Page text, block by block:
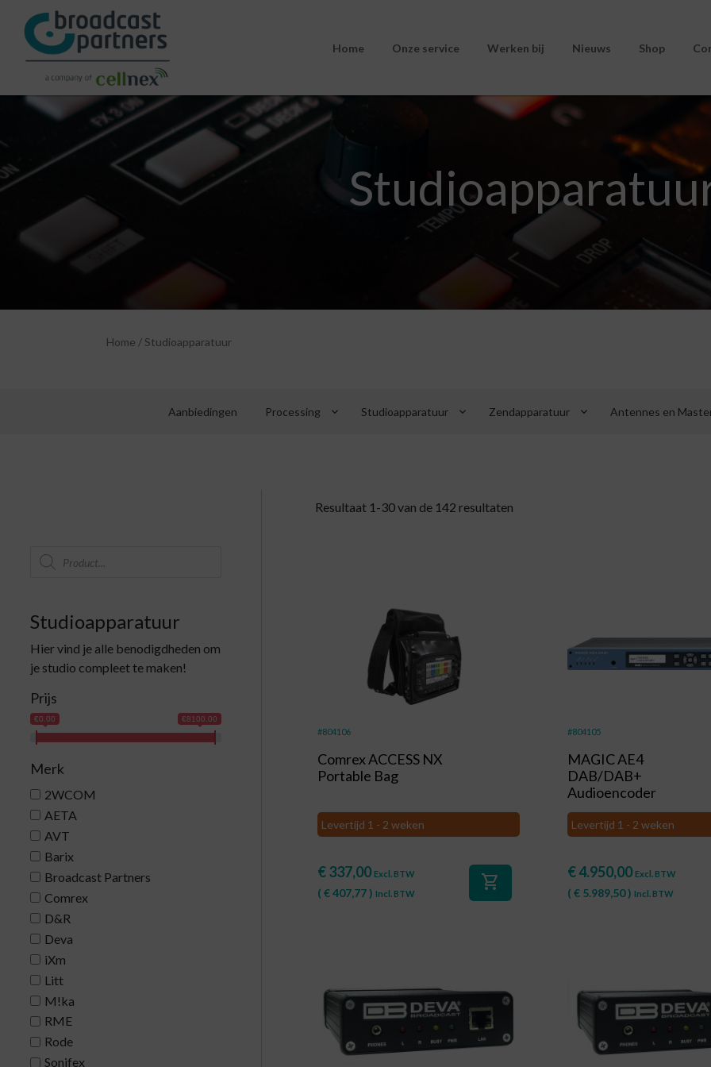
Home Onze service Werken bij Nieuws Shop
Home / Studioapparatuur
Aanbiedingen Processing keyboard_arrow_down Studioapparatuur keyboard_arrow_down Zendapparatuur keyboard_arrow_down Antennes en
Producten
zoeken
Studioapparatuur
Hier vind je alle benodigdheden om
je studio compleet te maken!
Prijs
€0.00 €8100.00
Merk
2WCOM
AETA
AVT
Barix
Broadcast Partners
Comrex
D&R
Deva
iXm
Litt
M!ka
RME
Rode
Sonifex
Resultaat 1-30 van de 142 resultaten
#804106
Comrex ACCESS NX
Portable Bag
Levertijd 1 - 2 weken
€337,00 Excl. BTW
( €407,77) Incl. BTW
shopping_cart
#804105
MAGIC AE4
DAB/DAB+
Audioencoder
Levertijd 1 - 2 weken
€4.950,00 Excl. BTW
(€ 5.989,50) Incl. BTW